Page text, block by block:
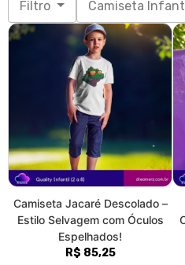
Camiseta Jacaré Descolado –
Estilo Selvagem com Óculos
Espelhados!
R$ 85,25
3x de R$ 28,42 sem juros